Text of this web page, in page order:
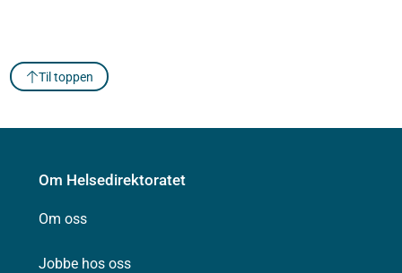
Til toppen
Om Helsedirektoratet
Om oss
Jobbe hos oss